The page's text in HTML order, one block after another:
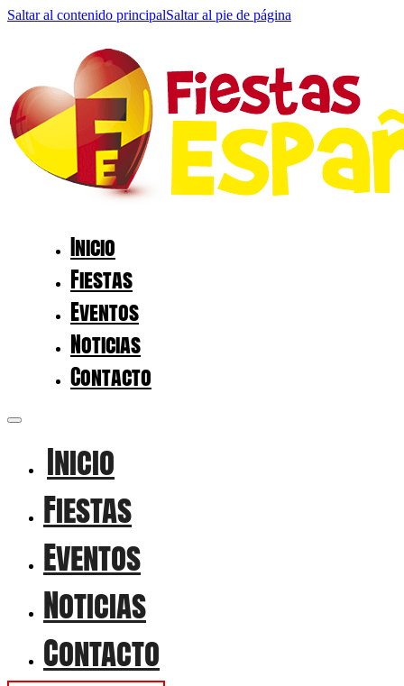
Saltar al contenido principalSaltar al pie de página
Inicio
Fiestas
Eventos
Noticias
Contacto
Inicio
Fiestas
Eventos
Noticias
Contacto